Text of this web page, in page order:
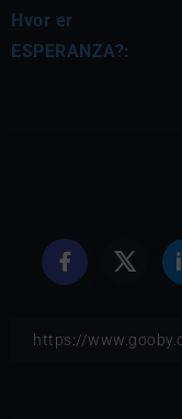
Hvor er
ESPERANZA?: